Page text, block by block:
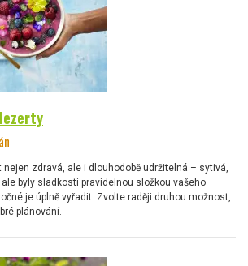
nejen zdravá, ale i dlouhodobě udržitelná – sytivá,
byly sladkosti pravidelnou složkou vašeho
je úplně vyřadit. Zvolte raději druhou možnost,
plánování.